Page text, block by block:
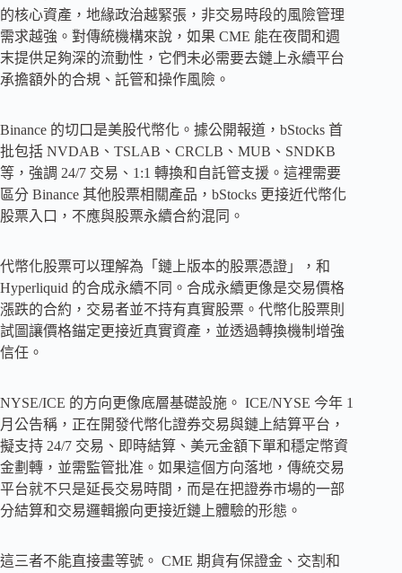
的核心資產，地緣政治越緊張，非交易時段的風險管理
需求越強。對傳統機構來說，如果 CME 能在夜間和週
末提供足夠深的流動性，它們未必需要去鏈上永續平台
承擔額外的合規、託管和操作風險。
Binance 的切口是美股代幣化。據公開報道，bStocks 首
批包括 NVDAB、TSLAB、CRCLB、MUB、SNDKB
等，強調 24/7 交易、1:1 轉換和自託管支援。這裡需要
區分 Binance 其他股票相關產品，bStocks 更接近代幣化
股票入口，不應與股票永續合約混同。
代幣化股票可以理解為「鏈上版本的股票憑證」，和
Hyperliquid 的合成永續不同。合成永續更像是交易價格
漲跌的合約，交易者並不持有真實股票。代幣化股票則
試圖讓價格錨定更接近真實資產，並透過轉換機制增強
信任。
NYSE/ICE 的方向更像底層基礎設施。 ICE/NYSE 今年 1
月公告稱，正在開發代幣化證券交易與鏈上結算平台，
擬支持 24/7 交易、即時結算、美元金額下單和穩定幣資
金劃轉，並需監管批准。如果這個方向落地，傳統交易
平台就不只是延長交易時間，而是在把證券市場的一部
分結算和交易邏輯搬向更接近鏈上體驗的形態。
這三者不能直接畫等號。 CME 期貨有保證金、交割和